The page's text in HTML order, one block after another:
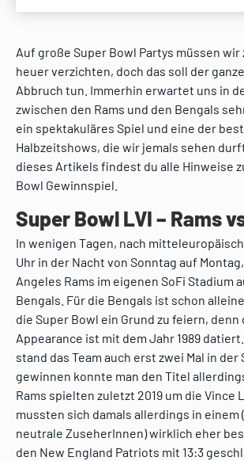
Auf große Super Bowl Partys müssen wir
heuer verzichten, doch das soll der
Abbruch tun. Immerhin erwartet uns in
zwischen den Rams und den Bengals
ein spektakuläres Spiel und eine der
Halbzeitshows, die wir jemals sehen
dieses Artikels findest du alle Hinweise
Bowl Gewinnspiel.
Super Bowl LVI – Rams
In wenigen Tagen, nach
Uhr in der Nacht von Sonntag auf
Angeles Rams im eigenen SoFi Stadium
Bengals. Für die Bengals ist schon
die Super Bowl ein Grund zu feiern,
Appearance ist mit dem Jahr 1989
stand das Team auch erst zwei Mal in der
gewinnen konnte man den Titel
Rams spielten zuletzt 2019 um die Vince
mussten sich damals allerdings in einem
neutrale ZuseherInnen) wirklich eher
den New England Patriots mit 13:3